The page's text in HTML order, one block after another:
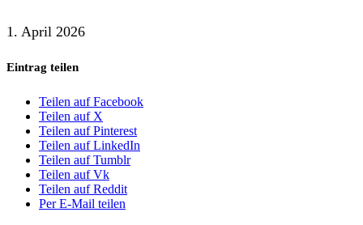
1. April 2026
Eintrag teilen
Teilen auf Facebook
Teilen auf X
Teilen auf Pinterest
Teilen auf LinkedIn
Teilen auf Tumblr
Teilen auf Vk
Teilen auf Reddit
Per E-Mail teilen